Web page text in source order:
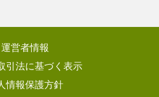
運営者情報
引法に基づく表示
情報保護方針